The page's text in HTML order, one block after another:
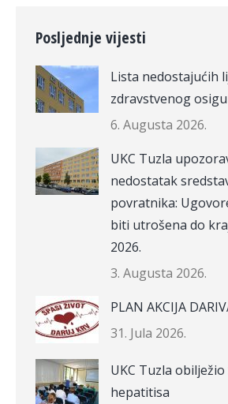
Posljednje vijesti
Lista nedostajućih
zdravstvenog
6. Augusta 2026.
UKC Tuzla
nedostatak
povratnika:
biti utrošena do
2026.
3. Augusta 2026.
PLAN AKCIJA
31. Jula 2026.
UKC Tuzla
hepatitisa